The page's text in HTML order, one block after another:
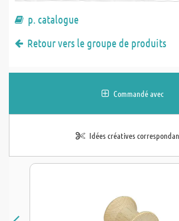
p. catalogue
Retour vers le groupe de produits
Commandé avec
Idées créatives